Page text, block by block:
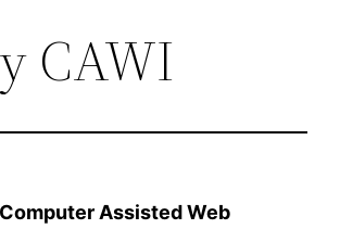
CAWI
Computer Assisted Web